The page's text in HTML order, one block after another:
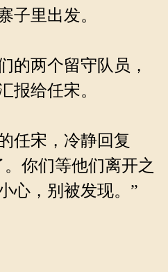
子里出发。
的两个留守队员，
报给任宋。
任宋，冷静回复
你们等他们离开之
心，别被发现。”